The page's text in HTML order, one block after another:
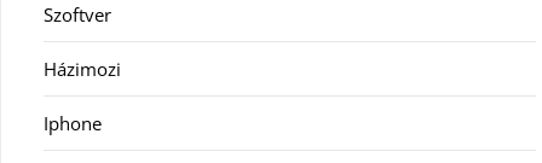
Szoftver
Házimozi
Iphone